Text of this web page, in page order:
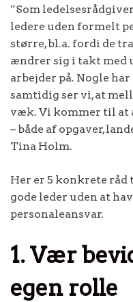
”Som
ledere uden formelt
større, bl.a. fordi de
ændrer sig i takt med
arbejder på. Nogle
samtidig ser vi, at
væk. Vi kommer til at
– både af opgaver,
Tina Holm.
Her er 5 konkrete råd
gode leder uden at
personaleansvar.
1. Vær
egen rolle